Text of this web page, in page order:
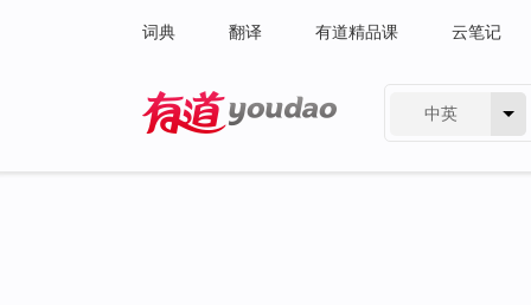
词典 翻译 有道精品课 云笔记
中英